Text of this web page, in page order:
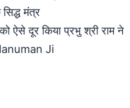
मंत्र
ऐसे दूर किया प्रभु श्री राम ने
Ji